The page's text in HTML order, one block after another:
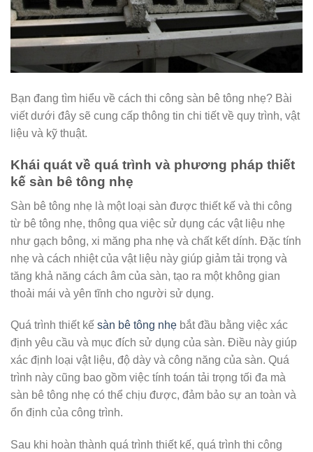
Bạn đang tìm hiểu về cách thi công sàn bê tông nhẹ? Bài
viết dưới đây sẽ cung cấp thông tin chi tiết về quy trình, vật
liệu và kỹ thuật.
Khái quát về quá trình và phương pháp thiết
kế sàn bê tông nhẹ
Sàn bê tông nhẹ là một loại sàn được thiết kế và thi công
từ bê tông nhẹ, thông qua việc sử dụng các vật liệu nhẹ
như gạch bông, xi măng pha nhẹ và chất kết dính. Đặc tính
nhẹ và cách nhiệt của vật liệu này giúp giảm tải trọng và
tăng khả năng cách âm của sàn, tạo ra một không gian
thoải mái và yên tĩnh cho người sử dụng.
Quá trình thiết kế sàn bê tông nhẹ bắt đầu bằng việc xác
định yêu cầu và mục đích sử dụng của sàn. Điều này giúp
xác định loại vật liệu, độ dày và công năng của sàn. Quá
trình này cũng bao gồm việc tính toán tải trọng tối đa mà
sàn bê tông nhẹ có thể chịu được, đảm bảo sự an toàn và
ổn định của công trình.
Sau khi hoàn thành quá trình thiết kế, quá trình thi công